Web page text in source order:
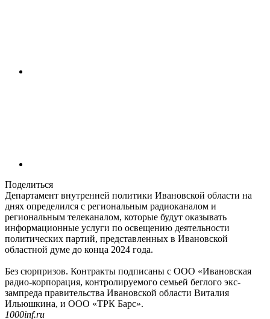
Поделиться
Департамент внутренней политики Ивановской области на
днях определился с региональным радиоканалом и
региональным телеканалом, которые будут оказывать
информационные услуги по освещению деятельности
политических партий, представленных в Ивановской
областной думе до конца 2024 года.
Без сюрпризов. Контракты подписаны с ООО «Ивановская
радио-корпорация, контролируемого семьей беглого экс-
зампреда правительства Ивановской области Виталия
Ильюшкина, и ООО «ТРК Барс».
1000inf.ru